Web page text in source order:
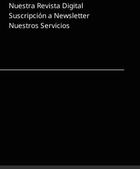
Nuestra Revista Digital
Suscripción a Newsletter
Nuestros Servicios